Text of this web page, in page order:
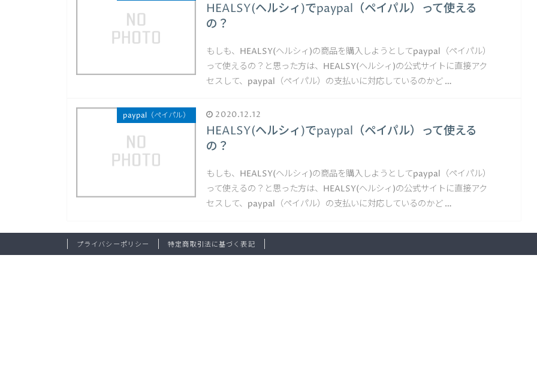
HEALSY(ヘルシィ)でpaypal（ペイパル）って使える
の？
もしも、HEALSY(ヘルシィ)の商品を購入しようとしてpaypal（ペイパル）
って使えるの？と思った方は、HEALSY(ヘルシィ)の公式サイトに直接アク
セスして、paypal（ペイパル）の支払いに対応しているのかど …
paypal（ペイパル） 2020.12.12
HEALSY(ヘルシィ)でpaypal（ペイパル）って使える
の？
もしも、HEALSY(ヘルシィ)の商品を購入しようとしてpaypal（ペイパル）
って使えるの？と思った方は、HEALSY(ヘルシィ)の公式サイトに直接アク
セスして、paypal（ペイパル）の支払いに対応しているのかど …
プライバシーポリシー 特定商取引法に基づく表記